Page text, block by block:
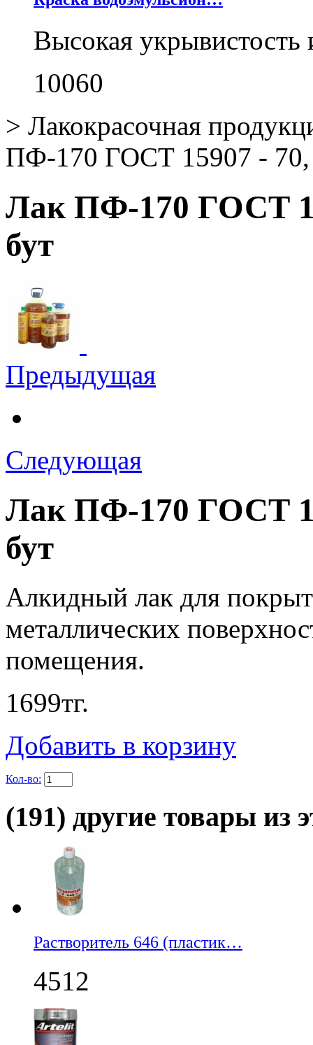
Высокая
10060
> Лакокрасочная
ПФ-170 ГОСТ 15907 - 70,
Лак ПФ-170 ГОСТ
бут
Предыдущая
Следующая
Лак ПФ-170 ГОСТ
бут
Алкидный лак для
металлических
помещения.
1699тг.
Добавить в корзину
Кол-во:
(191) другие товары из
Растворитель 646 (пластик…
4512